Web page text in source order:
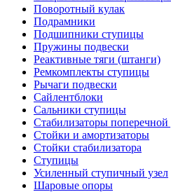
Поворотный кулак
Подрамники
Подшипники ступицы
Пружины подвески
Реактивные тяги (штанги)
Ремкомплекты ступицы
Рычаги подвески
Сайлентблоки
Сальники ступицы
Стабилизаторы поперечной
Стойки и амортизаторы
Стойки стабилизатора
Ступицы
Усиленный ступичный узел
Шаровые опоры